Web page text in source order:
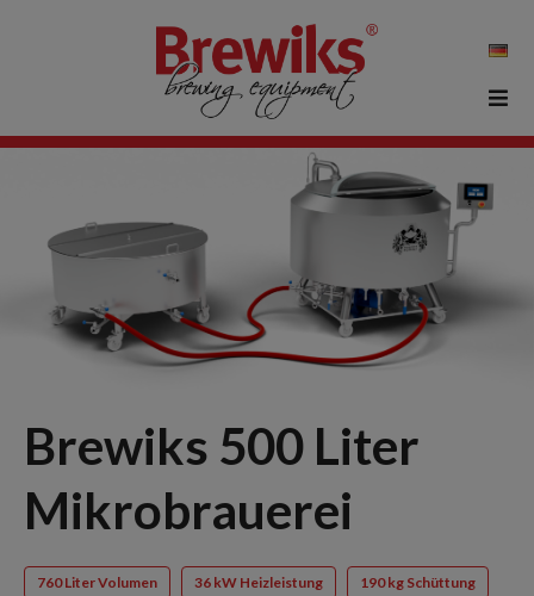
Brewiks 500 Liter
Mikrobrauerei
760 Liter Volumen 36 kW Heizleistung 190 kg Schüttung